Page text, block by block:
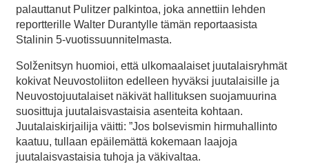
palauttanut Pulitzer palkintoa, joka annettiin lehden
reportterille Walter Durantylle tämän reportaasista
Stalinin 5-vuotissuunnitelmasta.
Solženitsyn huomioi, että ulkomaalaiset juutalaisryhmät
kokivat Neuvostoliiton edelleen hyväksi juutalaisille ja
Neuvostojuutalaiset näkivät hallituksen suojamuurina
suosittuja juutalaisvastaisia asenteita kohtaan.
Juutalaiskirjailija väitti: ”Jos bolsevismin hirmuhallinto
kaatuu, tullaan epäilemättä kokemaan laajoja
juutalaisvastaisia tuhoja ja väkivaltaa.